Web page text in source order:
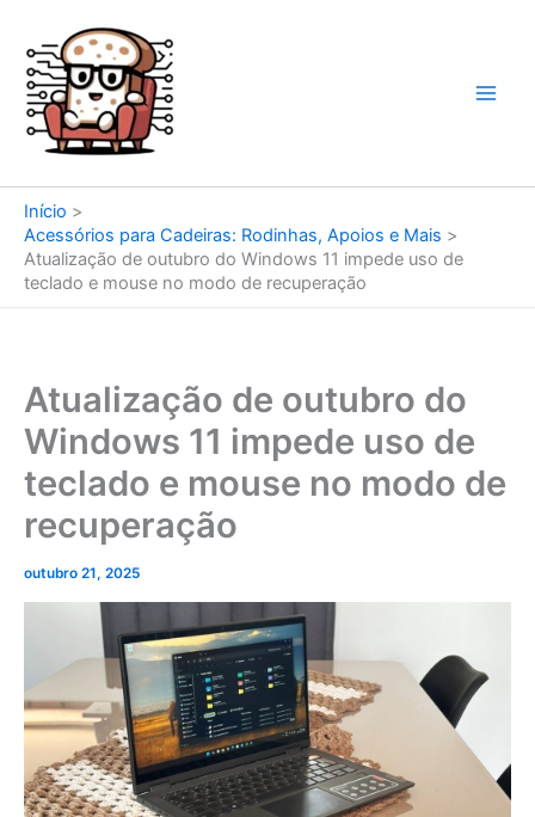
conteúdo
Início
Acessórios para Cadeiras: Rodinhas, Apoios e Mais
Atualização de outubro do Windows 11 impede uso de
teclado e mouse no modo de recuperação
Atualização de outubro do
Windows 11 impede uso de
teclado e mouse no modo de
recuperação
outubro 21, 2025